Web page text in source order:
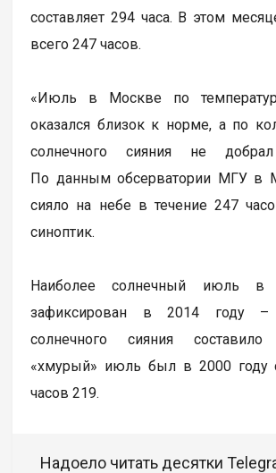
составляет 294 часа. В этом
всего 247 часов.
«Июль в Москве по
оказался близок к норме, а по
солнечного сияния не
По данным обсерватории МГУ в
сияло на небе в течение 247
синоптик.
Наиболее солнечный июль
зафиксирован в 2014 году –
солнечного сияния
«хмурый» июль был в 2000 году
часов 219.
Надоело читать десятки